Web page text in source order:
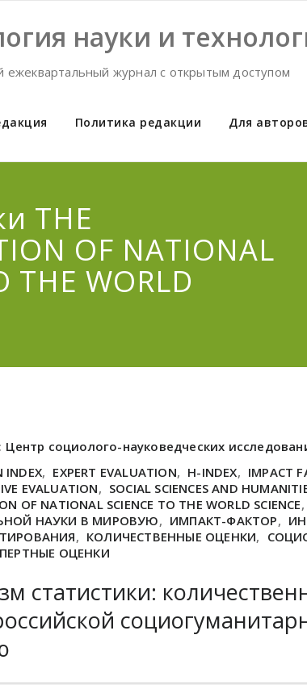
науки и
журнал с открытым доступом
Политика редакции Для
THE
OF NATIONAL
THE WORLD
Центр социолого-науковедческих
INDEX, EXPERT EVALUATION, H-INDEX, IMPACT
EVALUATION, SOCIAL SCIENCES AND
OF NATIONAL SCIENCE TO THE WORLD SCIENCE,
НАУКИ В МИРОВУЮ, ИМПАКТ-ФАКТОР,
, КОЛИЧЕСТВЕННЫЕ ОЦЕНКИ,
ОЦЕНКИ
статистики: